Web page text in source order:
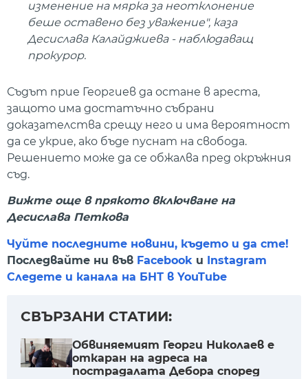
изменение на мярка за неотклонение
беше оставено без уважение", каза
Десислава Калайджиева - наблюдаващ
прокурор.
Съдът прие Георгиев да остане в ареста,
защото има достатъчно събрани
доказателства срещу него и има вероятност
да се укрие, ако бъде пуснат на свобода.
Решението може да се обжалва пред окръжния
съд.
Вижте още в прякото включване на
Десислава Петкова
Чуйте последните новини, където и да сте!
Последвайте ни във Facebook и Instagram
Следете и канала на БНТ в YouTube
СВЪРЗАНИ СТАТИИ:
Обвиняемият Георги Николаев е
откаран на адреса на
пострадалата Дебора според